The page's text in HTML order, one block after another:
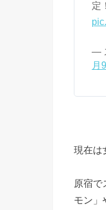
定！
—
月
現在は
原宿で
モン」